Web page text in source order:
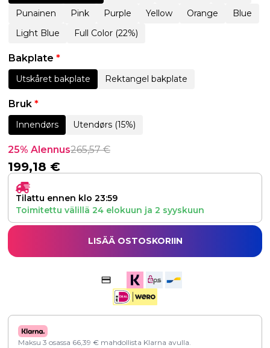
Punainen
Pink Purple Yellow Orange
Blue
Light Blue
Full Color (22%)
Bakplate *
Utskåret bakplate Rektangel bakplate
Bruk *
Innendørs Utendørs (15%)
25% Alennus265,57€
199,18 €
Tilattu ennen klo 23:59
Toimitettu välillä 24 elokuun ja 2 syyskuun
LISÄÄ OSTOSKORIIN
Maksu 3 osassa 66,39 € mahdollista Klarna avulla.